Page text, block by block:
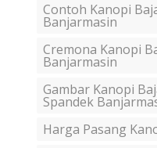
Contoh Kanopi
Banjarmasin
Cremona Kanopi
Banjarmasin
Gambar Kanopi
Spandek
Harga Pasang